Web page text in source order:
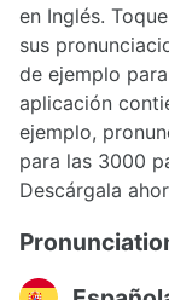
en Inglés.
sus
de ejemplo
aplicación
ejemplo,
para las 3000
Descárgala